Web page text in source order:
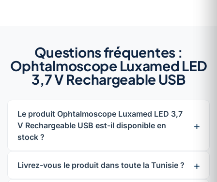
Questions fréquentes :
Ophtalmoscope Luxamed LED
3,7 V Rechargeable USB
Le produit Ophtalmoscope Luxamed LED 3,7
V Rechargeable USB est-il disponible en
stock ?
Livrez-vous le produit dans toute la Tunisie ?